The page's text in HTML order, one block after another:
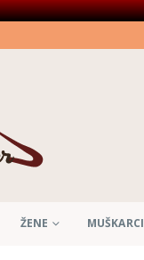
ŽENE MUŠKARCI